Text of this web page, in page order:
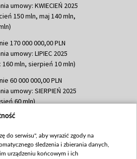
umowy: KWIECIEŃ 2025
150 mln, maj 140 mln,
170 000 000,00 PLN
umowy: LIPIEC 2025
mln, sierpień 10 mln)
60 000 000,00 PLN
umowy: SIERPIEŃ 2025
60 mln)
635 783 051,21 PLN
100 mln, październik 350
mln)
do serwisu", aby wyrazić zgody na
śledzenia i zbierania danych,
urządzeniu końcowym i ich